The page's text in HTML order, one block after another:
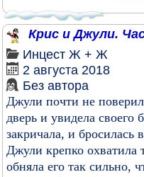
Крис и Джули.
Инцест Ж + Ж
2 августа 2018
Без автора
Джули почти не
дверь и увидела своего
закричала, и бросилась
Джули крепко охватила
обняла его так сильно,